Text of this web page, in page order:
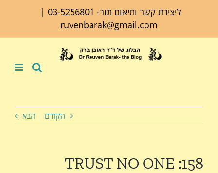
ליצירת קשר ותיאום תור- 03-5256801
|
ruvenbarak@gmail.com
הקודם הבא
TRUST NO ONE :158